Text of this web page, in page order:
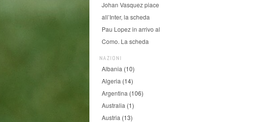
Johan Vasquez piace
all’Inter, la scheda
Pau Lopez in arrivo al
Como. La scheda
NAZIONI
Albania (10)
Algeria (14)
Argentina (106)
Australia (1)
Austria (13)